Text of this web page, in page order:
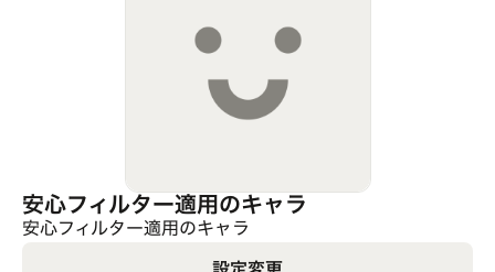
安心フィルター適用のキャラ
安心フィルター適用のキャラ
設定変更